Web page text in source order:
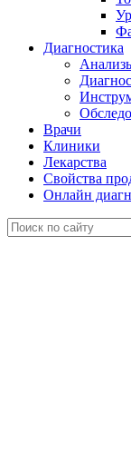
Диагностика
Врачи
Клиники
Лекарства
Свойства
Онлайн